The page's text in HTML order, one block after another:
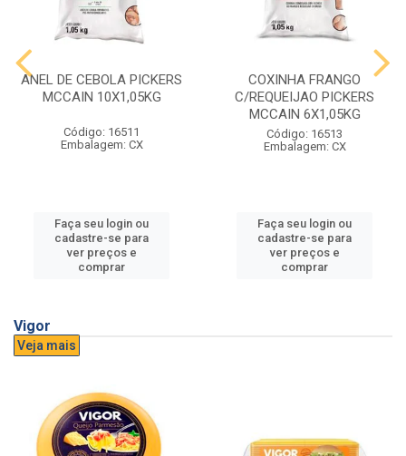
ANEL DE CEBOLA PICKERS
MCCAIN 10X1,05KG
Código: 16511
Embalagem: CX
Faça seu login ou
cadastre-se para
ver preços e
comprar
COXINHA FRANGO
C/REQUEIJAO PICKERS
MCCAIN 6X1,05KG
Código: 16513
Embalagem: CX
Faça seu login ou
cadastre-se para
ver preços e
comprar
Vigor
Veja mais